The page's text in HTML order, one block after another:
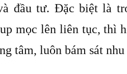
đầu tư. Đặc biệt là
mọc lên liên tục, thì
tâm, luôn bám sát